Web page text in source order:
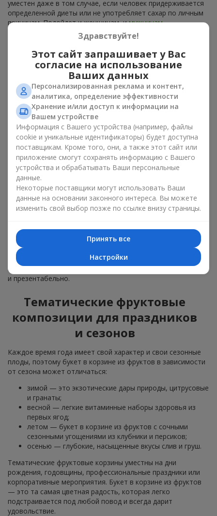
уместен даже в том случае, если человек придерживается
определенной диеты или не употребляет сахар по личным
причинам. Подойдет и женщинам, имужчинам.
В каждой корзине — ароматные плоды, собранные в
гармоничный фруктовый микс. Букет в корзине из фруктов
может представлять собой изысканную сладкую корзину
или сдержанный эко-набор из сезонных фруктов. Букет в
корзине из фруктов, как натуральный комплимент, всегда
выглядит уместно ико дню рождения, ик рождению
ребенка, и к определенномубизнес-событию.
Идеи оформления корзины с
фруктами в подарок
Эмоциональная окраска, которую несет букет в корзине из
фруктов, зависит от оформления. Оно имеет значение не
меньше, чем наполнение. Именно праздничное оформление
превращает обычный букет в корзине из фруктов в
гастрономический подарок. В компании
Flowers.ua
всегда учитываем пожелания клиента при создании декора.
При формировании композиции используются натуральные
декоративные элементы, соответствующие событию.
По желанию клиента корзина с фруктами может быть
оформлена в прозрачной пленке или стильной коробке —
всегда с праздничной подачей, которая выглядит аккуратно
и презентабельно.
Тематические фруктовые
композиции для праздников
и сезонов
Каждое время года имеет свой характер и свои сезонные
плоды, поэтому букет в корзине из фруктов в зависимости
от сезона может отличаться:
зимой — это экзотические дары природы, цитрусовые
и гранаты;
весной — легкие витаминные наборы здоровья из
первых ягод;
летом — букет в корзине из фруктов с сочными
сезонными угощениями из клубники и персиков;
осенью — глубокие, насыщенные вкусы слив и груш.
Тематические фруктовые корзины уместны на дни
рождения, годовщины, профессиональные праздники или
корпоративные мероприятия. Букет в корзине из фруктов
— это та самая цветная радость, которая легко
подстраивается под любой повод и всегда дарит
удовольствие.
Здравствуйте!
Этот сайт запрашивает у Вас
согласие на использование
Ваших данных
Персонализированная реклама и контент,
аналитика, определение эффективности
Хранение и/или доступ к информации на
Вашем устройстве
Информация с Вашего устройства (например, файлы
cookie и уникальные идентификаторы) будет доступна
поставщикам. Кроме того, они, а также этот сайт или
приложение смогут сохранять информацию с Вашего
устройства и обрабатывать Ваши персональные
данные.
Некоторые поставщики могут использовать Ваши
данные на основании законного интереса. Вы можете
изменить свой выбор позже по ссылке внизу страницы.
Принять все
Настройки